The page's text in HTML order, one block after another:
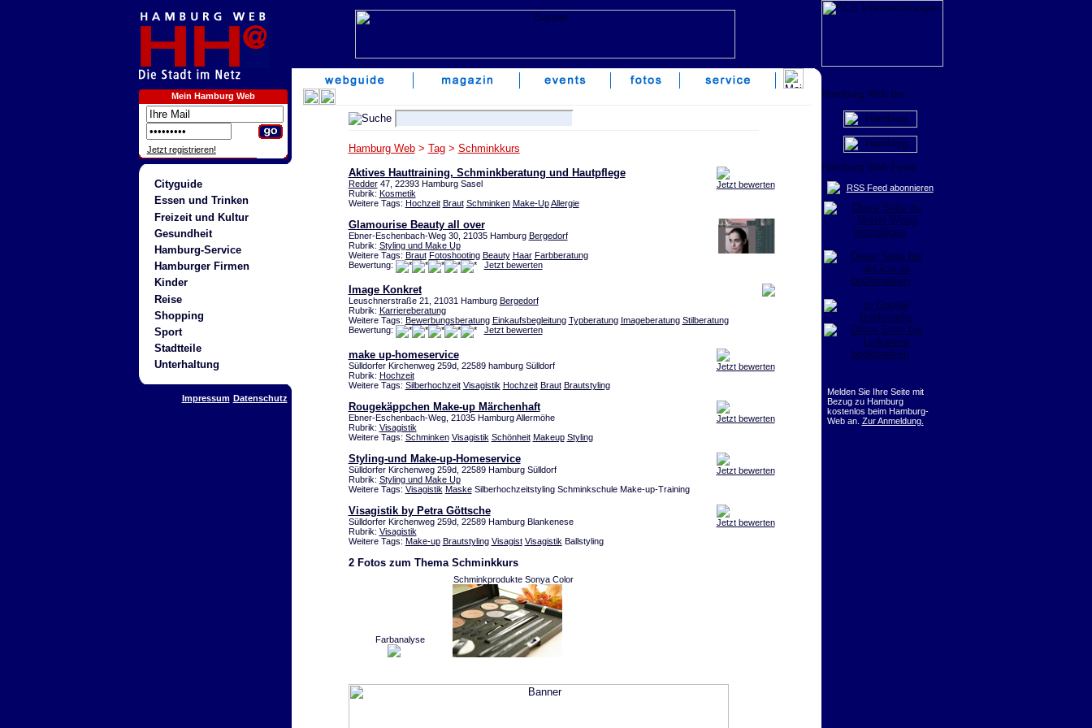
Mein Hamburg Web
Jetzt registrieren!
Cityguide
Essen und Trinken
Freizeit und Kultur
Gesundheit
Hamburg-Service
Hamburger Firmen
Kinder
Reise
Shopping
Sport
Stadtteile
Unterhaltung
Impressum Datenschutz
Hamburg Web> Tag> Schminkkurs
Jetzt bewerten
Aktives Hauttraining, Schminkberatung und Hautpflege
Redder47, 22393 Hamburg Sasel
Rubrik: Kosmetik
Weitere Tags: Hochzeit Braut Schminken Make-Up Allergie
Glamourise Beauty all over
Ebner-Eschenbach-Weg 30, 21035 Hamburg Bergedorf
Rubrik: Styling und Make Up
Weitere Tags: Braut Fotoshooting Beauty Haar Farbberatung
Bewertung:
Jetzt bewerten
Image Konkret
Leuschnerstraße 21, 21031 Hamburg Bergedorf
Rubrik: Karriereberatung
Weitere Tags: Bewerbungsberatung Einkaufsbegleitung Typberatung Imageberatung Stilberatung
Bewertung:
Jetzt bewerten
Jetzt bewerten
make up-homeservice
Sülldorfer Kirchenweg 259d, 22589 hamburg Sülldorf
Rubrik: Hochzeit
Weitere Tags: Silberhochzeit Visagistik Hochzeit Braut Brautstyling
Jetzt bewerten
Rougekäppchen Make-up Märchenhaft
Ebner-Eschenbach-Weg, 21035 Hamburg Allermöhe
Rubrik: Visagistik
Weitere Tags: Schminken Visagistik Schönheit Makeup Styling
Jetzt bewerten
Styling-und Make-up-Homeservice
Sülldorfer Kirchenweg 259d, 22589 Hamburg Sülldorf
Rubrik: Styling und Make Up
Weitere Tags: Visagistik MaskeSilberhochzeitstyling Schminkschule Make-up-Training
Jetzt bewerten
Visagistik by Petra Göttsche
Sülldorfer Kirchenweg 259d, 22589 Hamburg Blankenese
Rubrik: Visagistik
Weitere Tags: Make-up Brautstyling Visagist Visagistik Ballstyling
2 Fotos zum Thema Schminkkurs
Farbanalyse
Schminkprodukte Sonya Color
RSS Feed abonnieren
Melden Sie Ihre Seite mit
Bezug zu Hamburg
kostenlos beim Hamburg-
Web an. Zur Anmeldung.